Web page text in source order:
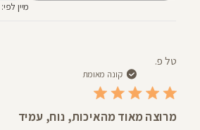
מיין לפי:
טל פ.
קונה מאומת
מרוצה מאוד מהאיכות, נוח, עמיד